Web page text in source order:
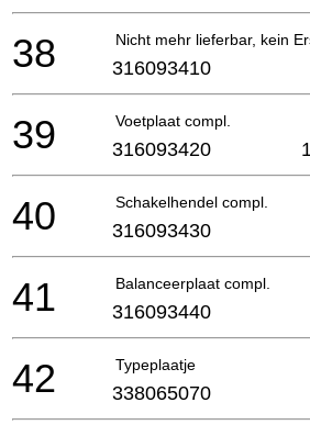
Nicht mehr lieferbar, kein
38 316093410
Voetplaat compl.
39 316093420
Schakelhendel compl.
40 316093430
Balanceerplaat compl.
41 316093440
Typeplaatje
42 338065070